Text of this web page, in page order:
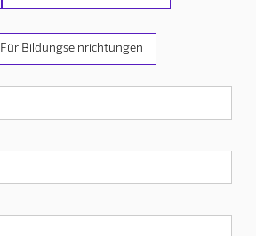
Für Bildungseinrichtungen